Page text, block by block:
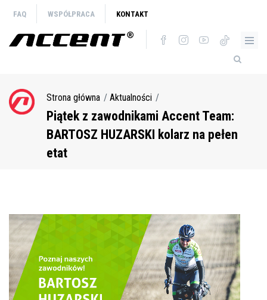
treści
FAQ WSPÓŁPRACA KONTAKT
Ścieżka
nawigacyjna
Strona główna Aktualności
Piątek z zawodnikami Accent Team:
BARTOSZ HUZARSKI kolarz na pełen
etat